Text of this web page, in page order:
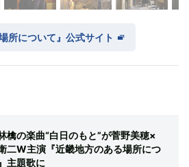
所について』公式サイト
檎の楽曲“白日のもと”が菅野美穂×
二W主演『近畿地方のある場所につ
主題歌に